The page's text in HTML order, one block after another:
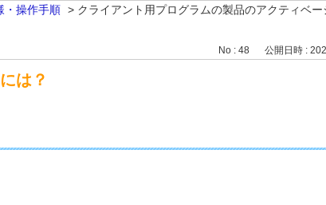
・操作手順 > クライアント用プログラムの製品のアクティベ
No : 48 公開日時 :
は？